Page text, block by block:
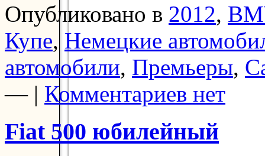
Опубликовано в 2012,
Купе, Немецкие
автомобили, Премьеры,
— | Комментариев нет
Fiat 500 юбилейный